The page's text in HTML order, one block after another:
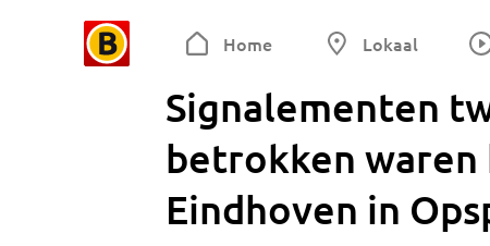
Home Lokaal
Signalementen
betrokken waren
Eindhoven in